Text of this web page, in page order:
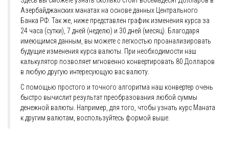
Азербайджанских манатах на основе данных Центрального
Банка РФ. Так же, ниже представлен график изменения курса за
24 часа (сутки), 7 дней (неделю) и 30 дней (месяц). Благодаря
имеющимся данным, вы можете с легкостью проанализировать
будущие изменения курса валюты. При необходимости наш
калькулятор позволяет мгновенно конвертировать 80 Долларов
в любую другую интересующую вас валюту.
С помощью простого и точного алгоритма наш конвертер очень
быстро вычислит результат преобразования любой суммы
денежной валюты. Например, для того, чтобы узнать курс Маната
к другим валютам, воспользуйтесь формой выше.